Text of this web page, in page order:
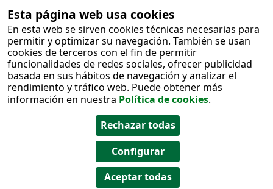
Esta página web usa cookies
En esta web se sirven cookies técnicas necesarias para
permitir y optimizar su navegación. También se usan
cookies de terceros con el fin de permitir
funcionalidades de redes sociales, ofrecer publicidad
basada en sus hábitos de navegación y analizar el
rendimiento y tráfico web. Puede obtener más
información en nuestra Política de cookies.
Salto al
contenido